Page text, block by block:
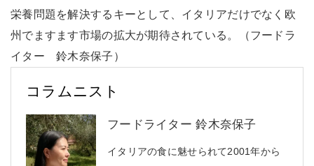
栄養問題を解決するキーとして、イタリアだけでなく欧
州でますます市場の拡大が期待されている。（フードラ
イター 鈴木奈保子）
コラムニスト
フードライター 鈴木奈保子
イタリアの食に魅せられて2001年から